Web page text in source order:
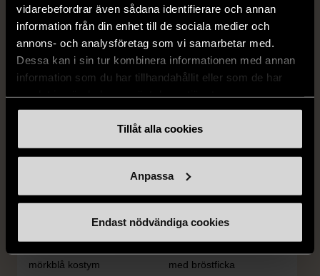
vidarebefordrar även sådana identifierare och annan
information från din enhet till de sociala medier och
annons- och analysföretag som vi samarbetar med.
Dessa kan i sin tur kombinera informationen med annan
information som du har tillhandahållit eller som de har
Tillåt alla cookies
Anpassa
Endast nödvändiga cookies
Gott skick
259 kr 279 kr
mörkblå kostym
HILDITCH & KEY
med bröstficka